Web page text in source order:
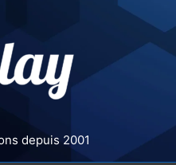
depuis 2001